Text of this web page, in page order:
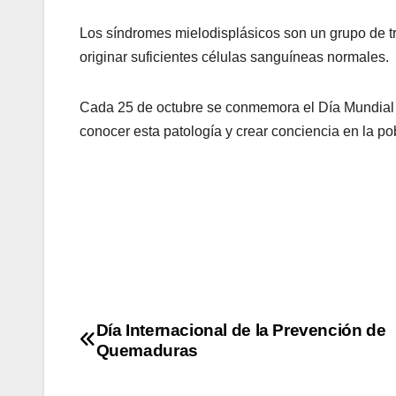
Los síndromes mielodisplásicos son un grupo de
originar suficientes células sanguíneas normales.
Cada 25 de octubre se conmemora el Día
conocer esta patología y crear conciencia en la
Día Internacional de la Prevención de
Quemaduras